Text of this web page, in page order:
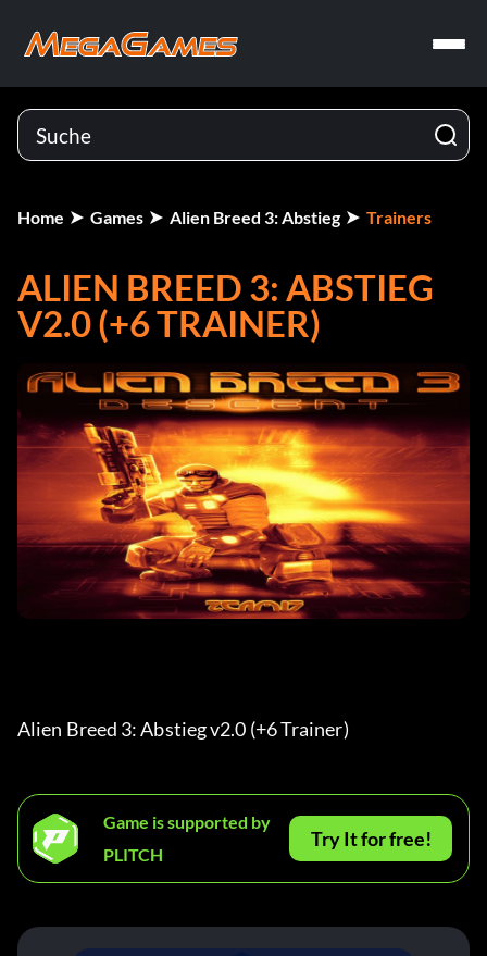
Home Games Alien Breed 3: Abstieg Trainers
ALIEN BREED 3: ABSTIEG
V2.0 (+6 TRAINER)
Alien Breed 3: Abstieg v2.0 (+6 Trainer)
Game is supported by
PLITCH
Try It for free!